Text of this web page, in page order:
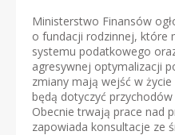
Ministerstwo Finansów
o fundacji rodzinnej, które
systemu podatkowego
agresywnej optymalizacji
zmiany mają wejść w
będą dotyczyć
Obecnie trwają prace nad
zapowiada konsultacje ze